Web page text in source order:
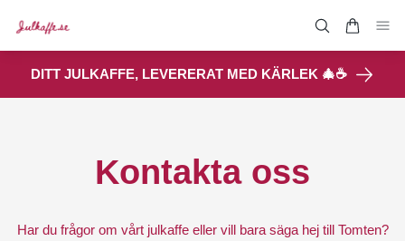
DITT JULKAFFE, LEVERERAT MED KÄRLEK 🎄☕
Kontakta oss
Har du frågor om vårt julkaffe eller vill bara säga hej till Tomten?